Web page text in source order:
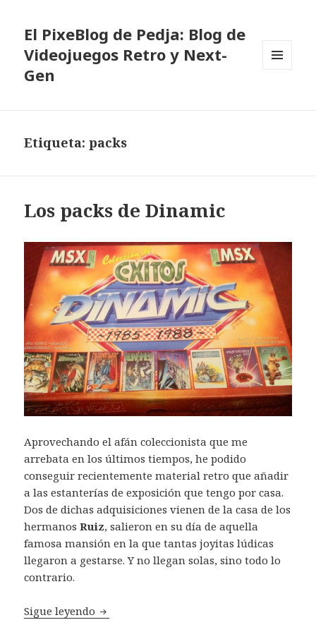
El PixeBlog de Pedja: Blog de
Videojuegos Retro y Next-
Gen
Etiqueta:packs
Los packs de Dinamic
Aprovechando el afán coleccionista que me
arrebata en los últimos tiempos, he podido
conseguir recientemente material retro que añadir
a las estanterías de exposición que tengo por casa.
Dos de dichas adquisiciones vienen de la casa de los
hermanosRuiz, salieron en su día de aquella
famosa mansión en la que tantas joyitas lúdicas
llegaron a gestarse. Y no llegan solas, sino todo lo
contrario.
Sigue leyendo Los packs de Dinamic